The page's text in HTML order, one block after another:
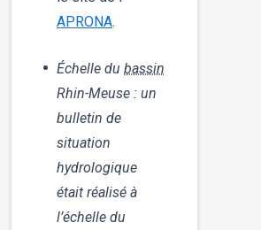
APRONA.
Échelle du bassin
Rhin-Meuse : un
bulletin de
situation
hydrologique
était réalisé à
l’échelle du